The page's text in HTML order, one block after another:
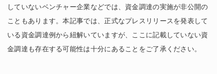
していないベンチャー企業などでは、資金調達の実施が非公開の
こともあります。本記事では、正式なプレスリリースを発表して
いる資金調達例から紐解いていますが、ここに記載していない資
金調達も存在する可能性は十分にあることをご了承ください。